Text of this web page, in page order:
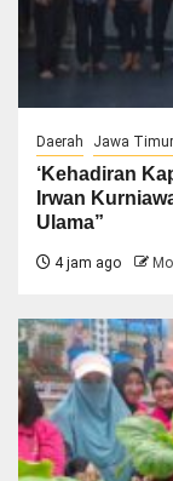
Daerah Jawa Timur
‘Kehadiran
Irwan
Ulama”
4 jam ago